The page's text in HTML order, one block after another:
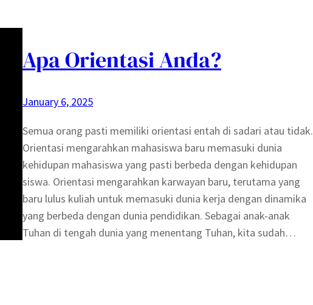
Apa Orientasi Anda?
January 6, 2025
Semua orang pasti memiliki orientasi entah di sadari atau tidak.
Orientasi mengarahkan mahasiswa baru memasuki dunia
kehidupan mahasiswa yang pasti berbeda dengan kehidupan
siswa. Orientasi mengarahkan karwayan baru, terutama yang
baru lulus kuliah untuk memasuki dunia kerja dengan dinamika
yang berbeda dengan dunia pendidikan. Sebagai anak-anak
Tuhan di tengah dunia yang menentang Tuhan, kita sudah…